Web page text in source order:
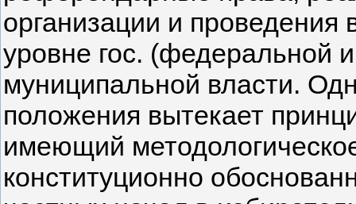
организации и
уровне гос. (федеральной
муниципальной власти.
положения вытекает
имеющий
конституционно